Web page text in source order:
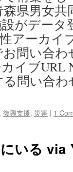
県男女
がデータ
アーカイ
問い合わ
イブURL
問い合わ
, 復興支援, 災害 | 1
いる via